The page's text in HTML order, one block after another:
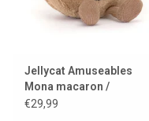
Jellycat Amuseables
Mona macaron /
chocolade
€29,99